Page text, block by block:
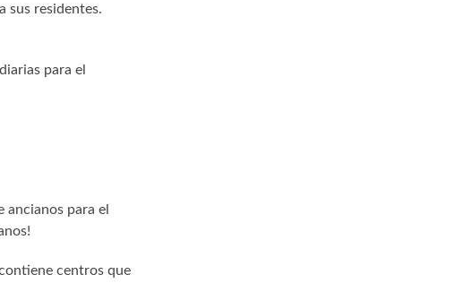
sus residentes.
para el
ancianos para el
centros que